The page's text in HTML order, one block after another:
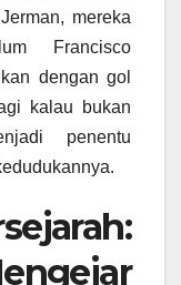
mereka
Francisco
dengan gol
kalau bukan
penentu